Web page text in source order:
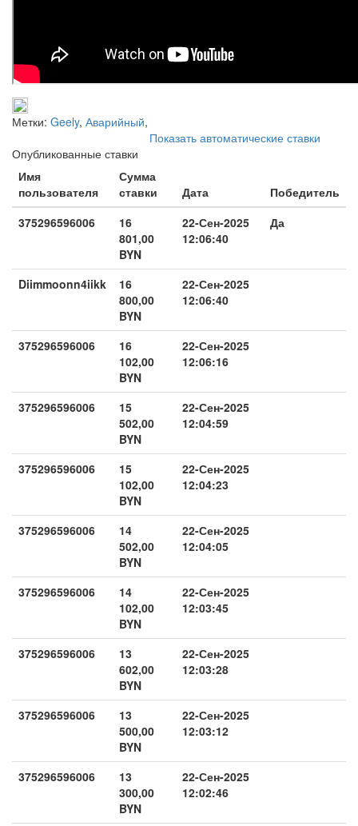
Метки: Geely, Аварийный,
Показать автоматические ставки
Опубликованные ставки
Имя
пользователя
Сумма
ставки
Дата
Победитель
375296596006
16
801,00
BYN
22-Сен-2025
12:06:40
Да
Diimmoonn4iikk
16
800,00
BYN
22-Сен-2025
12:06:40
375296596006
16
102,00
BYN
22-Сен-2025
12:06:16
375296596006
15
502,00
BYN
22-Сен-2025
12:04:59
375296596006
15
102,00
BYN
22-Сен-2025
12:04:23
375296596006
14
502,00
BYN
22-Сен-2025
12:04:05
375296596006
14
102,00
BYN
22-Сен-2025
12:03:45
375296596006
13
602,00
BYN
22-Сен-2025
12:03:28
375296596006
13
500,00
BYN
22-Сен-2025
12:03:12
375296596006
13
300,00
BYN
22-Сен-2025
12:02:46